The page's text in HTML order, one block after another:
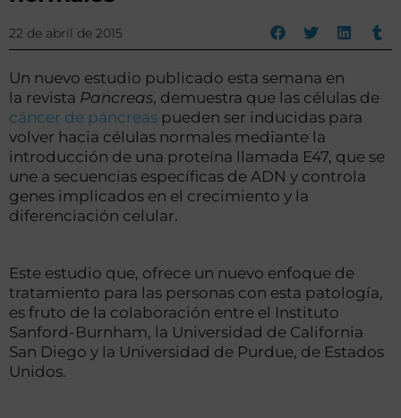
22 de abril de 2015
Un nuevo estudio publicado esta semana en
la revista Pancreas, demuestra que las células de
cáncer de páncreas pueden ser inducidas para
volver hacia células normales mediante la
introducción de una proteína llamada E47, que se
une a secuencias específicas de ADN y controla
genes implicados en el crecimiento y la
diferenciación celular.
Este estudio que, ofrece un nuevo enfoque de
tratamiento para las personas con esta patología,
es fruto de la colaboración entre el Instituto
Sanford-Burnham, la Universidad de California
San Diego y la Universidad de Purdue, de Estados
Unidos.